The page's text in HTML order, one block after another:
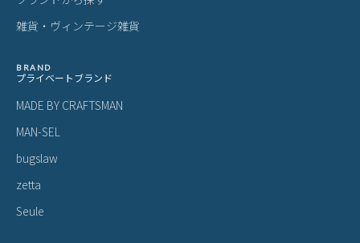
雑貨・ヴィンテージ雑貨
BRAND
プライベートブランド
MADE BY CRAFTSMAN
MAN-SEL
bugslaw
zetta
Seule